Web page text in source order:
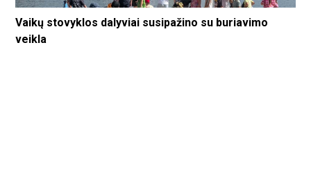
Vaikų stovyklos dalyviai susipažino su buriavimo
veikla